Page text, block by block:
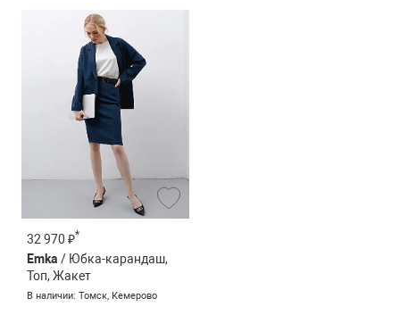
32 970 ₽*
Emka / Юбка-карандаш,
Топ, Жакет
В наличии: Томск, Кемерово